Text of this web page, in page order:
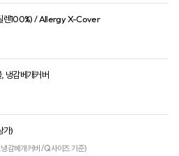
렌100%) / Allergy X-Cover
냉감베개커버
가)
감베개커버 / Q사이즈 기준)